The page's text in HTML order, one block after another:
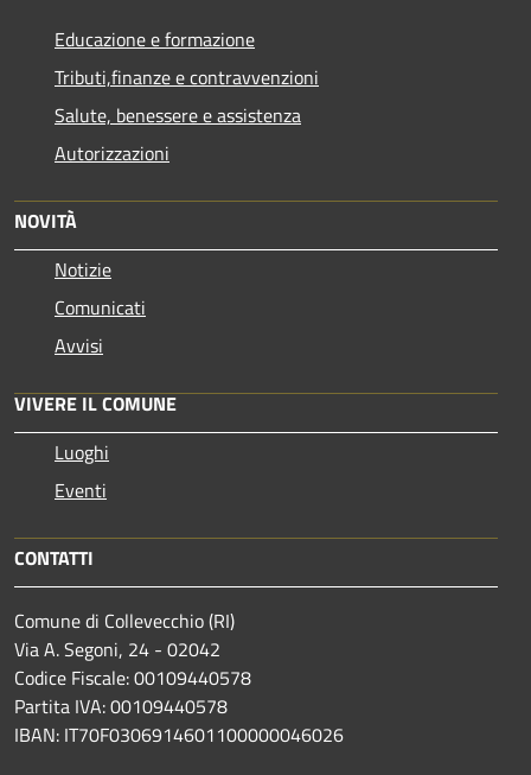
Educazione e formazione
Tributi,finanze e contravvenzioni
Salute, benessere e assistenza
Autorizzazioni
NOVITÀ
Notizie
Comunicati
Avvisi
VIVERE IL COMUNE
Luoghi
Eventi
CONTATTI
Comune di Collevecchio (RI)
Via A. Segoni, 24 - 02042
Codice Fiscale: 00109440578
Partita IVA: 00109440578
IBAN: IT70F0306914601100000046026